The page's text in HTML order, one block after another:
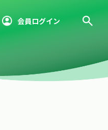
会員ログイン